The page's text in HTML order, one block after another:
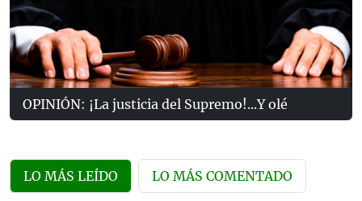
OPINIÓN: ¡La justicia del Supremo!...Y olé
LO MÁS LEÍDO LO MÁS COMENTADO